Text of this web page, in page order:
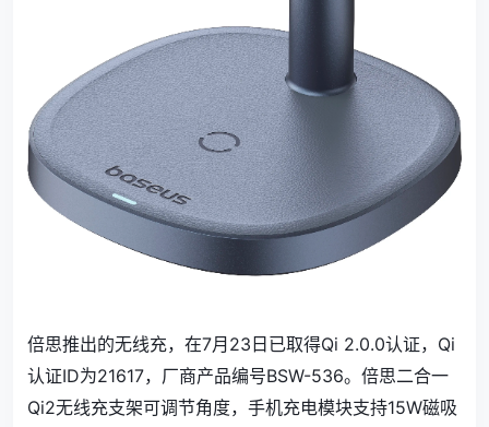
倍思推出的无线充，在7月23日已取得Qi 2.0.0认证，Qi
认证ID为21617，厂商产品编号BSW-536。倍思二合一
Qi2无线充支架可调节角度，手机充电模块支持15W磁吸